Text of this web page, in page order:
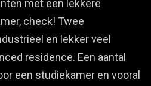
met een lekkere
check! Twee
en lekker veel
residence. Een aantal
een studiekamer en vooral